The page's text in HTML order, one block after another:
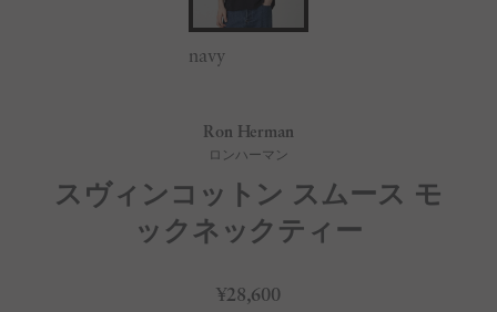
navy
Ron Herman
ロンハーマン
スヴィンコットン スムース モ
ックネックティー
¥28,600